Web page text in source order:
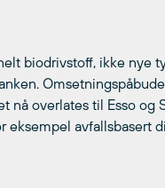
biodrivstoff, ikke nye
nå overlates til Esso
avfallsbasert